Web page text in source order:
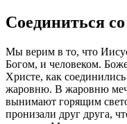
Соединиться со
Мы верим в то, что
Богом, и человеком.
Христе, как
жаровню. В жаровню
вынимают горящим
пронизали друг друга,